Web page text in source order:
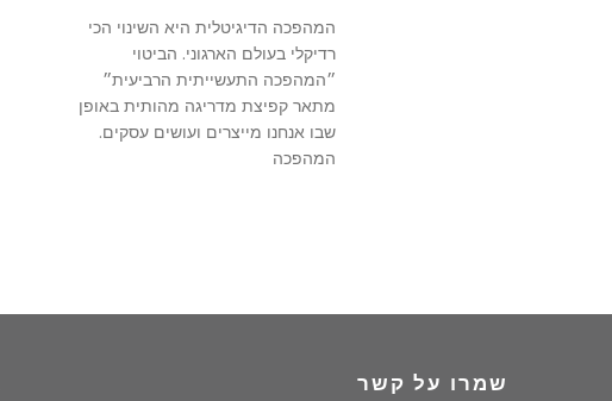
המהפכה הדיגיטלית היא השינוי הכי
רדיקלי בעולם הארגוני. הביטוי
״המהפכה התעשייתית הרביעית״
מתאר קפיצת מדריגה מהותית באופן
שבו אנחנו מייצרים ועושים עסקים.
המהפכה
שמרו על קשר